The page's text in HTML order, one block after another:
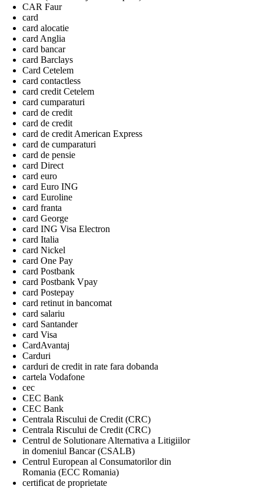
CAR Faur
card
card alocatie
card Anglia
card bancar
card Barclays
Card Cetelem
card contactless
card credit Cetelem
card cumparaturi
card de credit
card de credit
card de credit American Express
card de cumparaturi
card de pensie
card Direct
card euro
card Euro ING
card Euroline
card franta
card George
card ING Visa Electron
card Italia
card Nickel
card One Pay
card Postbank
card Postbank Vpay
card Postepay
card retinut in bancomat
card salariu
card Santander
card Visa
CardAvantaj
Carduri
carduri de credit in rate fara dobanda
cartela Vodafone
cec
CEC Bank
CEC Bank
Centrala Riscului de Credit (CRC)
Centrala Riscului de Credit (CRC)
Centrul de Solutionare Alternativa a Litigiilor
in domeniul Bancar (CSALB)
Centrul European al Consumatorilor din
Romania (ECC Romania)
certificat de proprietate